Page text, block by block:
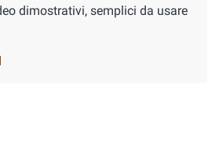
dimostrativi, semplici da usare